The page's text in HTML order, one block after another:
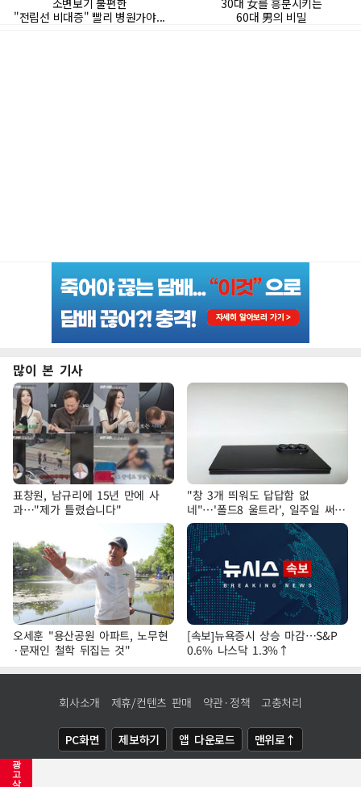
광
고
삭
많이 본 기사
표창원, 남규리에 15년 만에 사
과…"제가 틀렸습니다"
"창 3개 띄워도 답답함 없
네"…'폴드8 울트라', 일주일 써보
니
오세훈 "용산공원 아파트, 노무현
·문재인 철학 뒤집는 것"
[속보]뉴욕증시 상승 마감…S&P
0.6% 나스닥 1.3%↑
회사소개 제휴/컨텐츠 판매 약관·정책 고충처리
PC화면 제보하기 앱 다운로드 맨위로↑